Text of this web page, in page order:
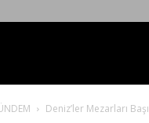
Deniz’ler Mezarları